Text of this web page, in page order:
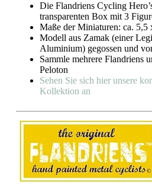
Die Flandriens Cycling
transparenten Box mit 3
Maße der Miniaturen: ca. 5,5
Modell aus Zamak (einer
Aluminium) gegossen und
Sammle mehrere Flandriens
Peloton
Sehen Sie sich hier unsere
Kollektion an